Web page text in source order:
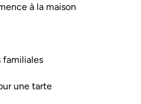
à la maison
familiales
une tarte